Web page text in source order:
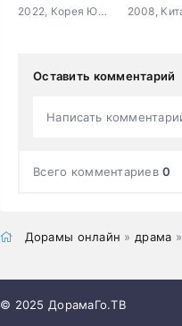
2022, Корея Южная, романтика, повседневность, драма, семейный
Оставить комментарий
Написать
Всего комментариев0
Дорамы онлайн » драма
© 2025 ДорамаГо.ТВ